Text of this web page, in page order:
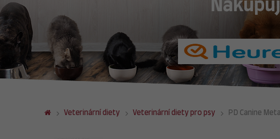
Veterinární diety Veterinární diety pro psy PD Canine